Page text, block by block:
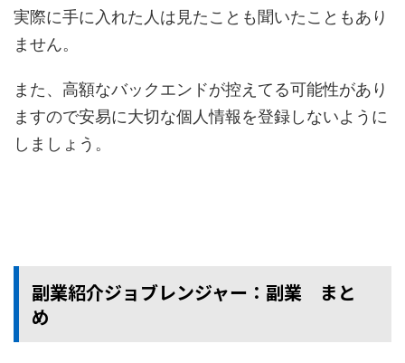
実際に手に入れた人は見たことも聞いたこともあり
ません。
また、高額なバックエンドが控えてる可能性があり
ますので安易に大切な個人情報を登録しないように
しましょう。
副業紹介ジョブレンジャー：副業 まと
め